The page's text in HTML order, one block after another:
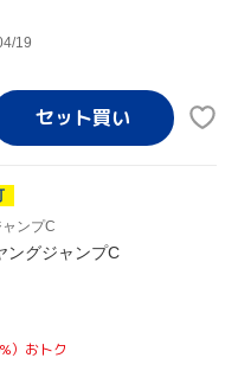
19
ンプC
ングジャンプC
）おトク